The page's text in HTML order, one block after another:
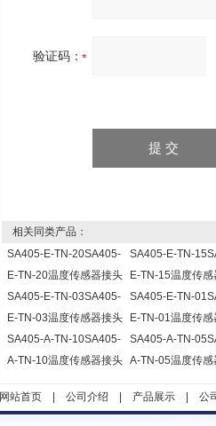
验证码：
相关同类产品：
SA405-E-TN-20SA405-
E-TN-20温度传感器接头
SA405-E-TN-
E-TN-15温度传
SA405-E-TN-03SA405-
E-TN-03温度传感器接头
SA405-E-TN-
E-TN-01温度传
SA405-A-TN-10SA405-
A-TN-10温度传感器接头
SA405-A-TN-
A-TN-05温度传感
网站首页| 公司介绍 产品展示| 公